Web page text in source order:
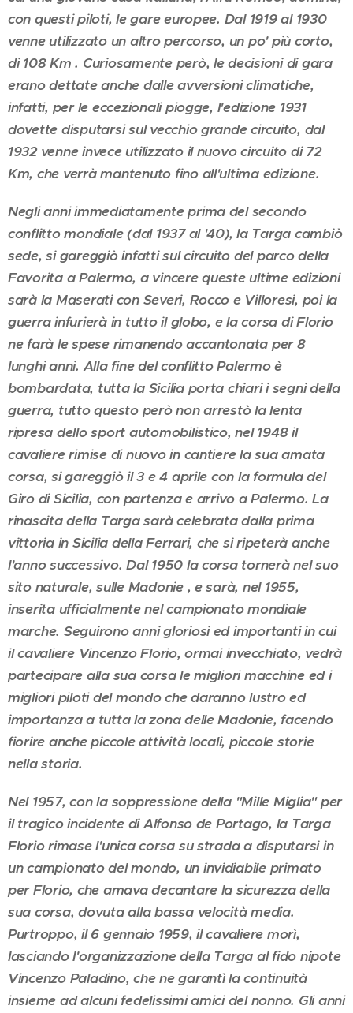
con questi piloti, le gare europee. Dal 1919 al 1930
venne utilizzato un altro percorso, un po' più corto,
di 108 Km . Curiosamente però, le decisioni di gara
erano dettate anche dalle avversioni climatiche,
infatti, per le eccezionali piogge, l'edizione 1931
dovette disputarsi sul vecchio grande circuito, dal
1932 venne invece utilizzato il nuovo circuito di 72
Km, che verrà mantenuto fino all'ultima edizione.
Negli anni immediatamente prima del secondo
conflitto mondiale (dal 1937 al '40), la Targa cambiò
sede, si gareggiò infatti sul circuito del parco della
Favorita a Palermo, a vincere queste ultime edizioni
sarà la Maserati con Severi, Rocco e Villoresi, poi la
guerra infurierà in tutto il globo, e la corsa di Florio
ne farà le spese rimanendo accantonata per 8
lunghi anni. Alla fine del conflitto Palermo è
bombardata, tutta la Sicilia porta chiari i segni della
guerra, tutto questo però non arrestò la lenta
ripresa dello sport automobilistico, nel 1948 il
cavaliere rimise di nuovo in cantiere la sua amata
corsa, si gareggiò il 3 e 4 aprile con la formula del
Giro di Sicilia, con partenza e arrivo a Palermo. La
rinascita della Targa sarà celebrata dalla prima
vittoria in Sicilia della Ferrari, che si ripeterà anche
l'anno successivo. Dal 1950 la corsa tornerà nel suo
sito naturale, sulle Madonie , e sarà, nel 1955,
inserita ufficialmente nel campionato mondiale
marche. Seguirono anni gloriosi ed importanti in cui
il cavaliere Vincenzo Florio, ormai invecchiato, vedrà
partecipare alla sua corsa le migliori macchine ed i
migliori piloti del mondo che daranno lustro ed
importanza a tutta la zona delle Madonie, facendo
fiorire anche piccole attività locali, piccole storie
nella storia.
Nel 1957, con la soppressione della "Mille Miglia" per
il tragico incidente di Alfonso de Portago, la Targa
Florio rimase l'unica corsa su strada a disputarsi in
un campionato del mondo, un invidiabile primato
per Florio, che amava decantare la sicurezza della
sua corsa, dovuta alla bassa velocità media.
Purtroppo, il 6 gennaio 1959, il cavaliere morì,
lasciando l'organizzazione della Targa al fido nipote
Vincenzo Paladino, che ne garantì la continuità
insieme ad alcuni fedelissimi amici del nonno. Gli anni